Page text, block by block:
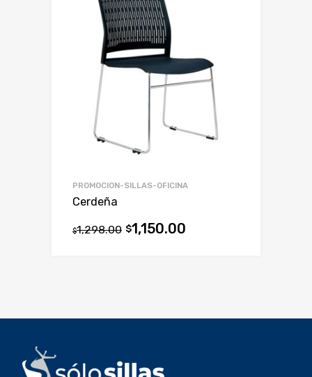
PROMOCION-SILLAS-OFICINA
Cerdeña
$1,298.00 $1,150.00